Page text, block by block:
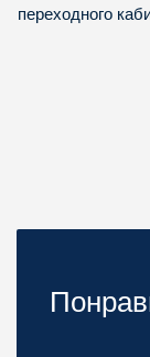
переходного